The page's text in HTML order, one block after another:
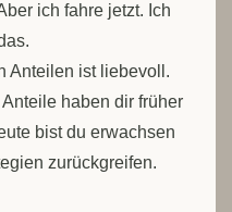
ich fahre jetzt. Ich
Anteilen ist liebevoll.
haben dir früher
bist du erwachsen
zurückgreifen.